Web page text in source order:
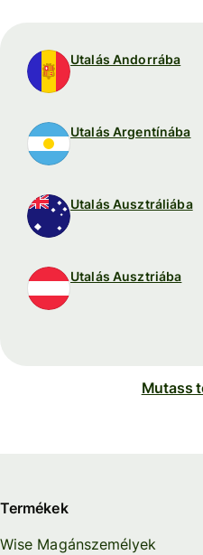
Utalás Andorrába
Utalás Argentínába
Utalás Ausztráliába
Utalás Ausztriába
Mutass
Termékek
Wise Magánszemélyek